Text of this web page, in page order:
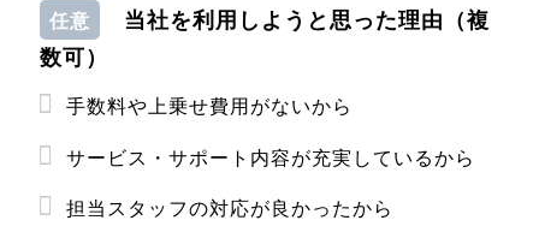
任意
当社を利用しようと思った理由（複
数可）
手数料や上乗せ費用がないから
サービス・サポート内容が充実しているから
担当スタッフの対応が良かったから